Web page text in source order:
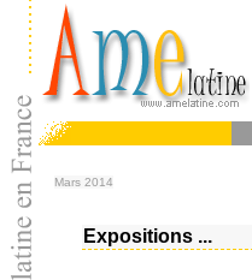
Mars 2014
Expositions ...